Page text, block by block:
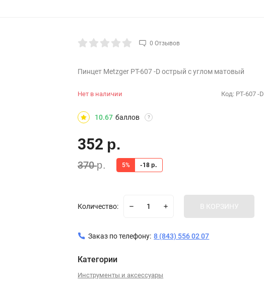
0 Отзывов
Пинцет Metzger РТ-607 -D острый с углом матовый
Нет в наличии Код: РТ-607 -D
10.67 баллов ?
352 р.
370р. 5% -18 р.
Количество: В КОРЗИНУ
Заказ по телефону: 8 (843) 556 02 07
Категории
Инструменты и аксессуары